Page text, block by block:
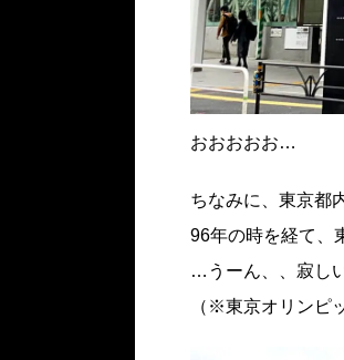
おおおおお…
ちなみに、東京都
96年の時を経て、
…うーん、、寂し
（※東京オリンピ